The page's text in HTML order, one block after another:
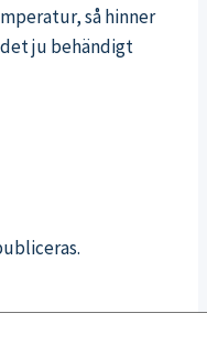
så hinner
ju behändigt